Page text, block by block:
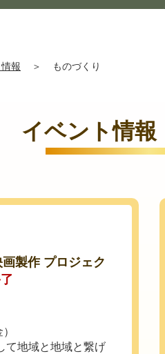
報 ＞ ものづくり
イベント情報
製作 プロジェク
て地域と地域と繋げ